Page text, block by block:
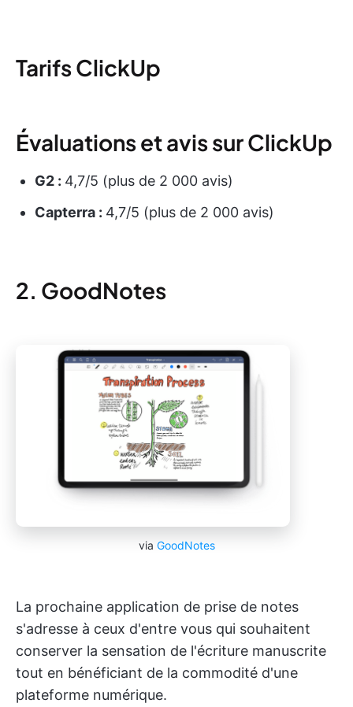
Tarifs ClickUp
Évaluations et avis sur ClickUp
G2 : 4,7/5 (plus de 2 000 avis)
Capterra : 4,7/5 (plus de 2 000 avis)
2. GoodNotes
via GoodNotes
La prochaine application de prise de notes
s'adresse à ceux d'entre vous qui souhaitent
conserver la sensation de l'écriture manuscrite
tout en bénéficiant de la commodité d'une
plateforme numérique.